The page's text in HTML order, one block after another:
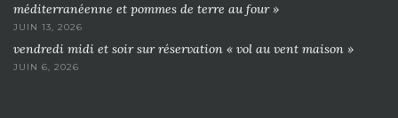
méditerranéenne et pommes de terre au four »
JUIN 13, 2026
vendredi midi et soir sur réservation « vol au vent maison »
JUIN 6, 2026